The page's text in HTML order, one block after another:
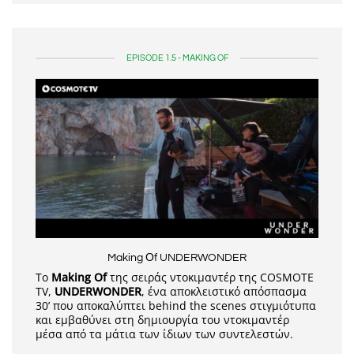
EPISODE 1.5 - MAKING OF
Making Οf UNDERWONDER
Tο Making Ofτης σειράς ντοκιμαντέρ της COSMOTE
TV, UNDERWONDER, ένα αποκλειστικό απόσπασμα
30’ που αποκαλύπτει behind the scenes στιγμιότυπα
και εμβαθύνει στη δημιουργία του ντοκιμαντέρ
μέσα από τα μάτια των ίδιων των συντελεστών.